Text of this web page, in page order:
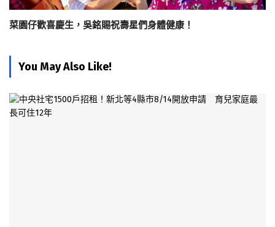
菜園仔歡喜慶生，吳銘賜祝壽星們身體健康！
You May Also Like!